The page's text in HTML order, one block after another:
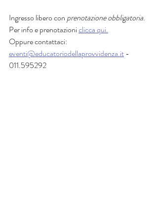
Ingresso libero con prenotazione obbligatoria.
Per info e prenotazioni clicca qui.
Oppure contattaci:
eventi@educatoriodellaprovvidenza.it -
011.595292